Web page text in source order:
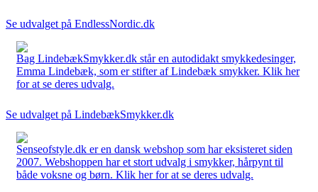
Se udvalget på EndlessNordic.dk
Bag LindebækSmykker.dk står en autodidakt smykkedesinger,
Emma Lindebæk, som er stifter af Lindebæk smykker. Klik her
for at se deres udvalg.
Se udvalget på LindebækSmykker.dk
Senseofstyle.dk er en dansk webshop som har eksisteret siden
2007. Webshoppen har et stort udvalg i smykker, hårpynt til
både voksne og børn. Klik her for at se deres udvalg.